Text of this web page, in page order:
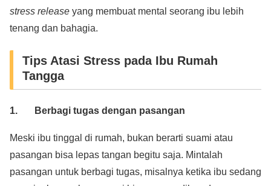
stress release yang membuat mental seorang ibu lebih
tenang dan bahagia.
Tips Atasi Stress pada Ibu Rumah
Tangga
1. Berbagi tugas dengan pasangan
Meski ibu tinggal di rumah, bukan berarti suami atau
pasangan bisa lepas tangan begitu saja. Mintalah
pasangan untuk berbagi tugas, misalnya ketika ibu sedang